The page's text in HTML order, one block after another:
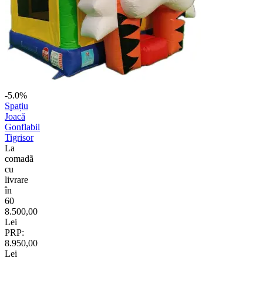
-5.0%
Spațiu
Joacă
Gonflabil
Tigrisor
La
comadã
cu
livrare
în
60
8.500,00
Lei
PRP:
8.950,00
Lei